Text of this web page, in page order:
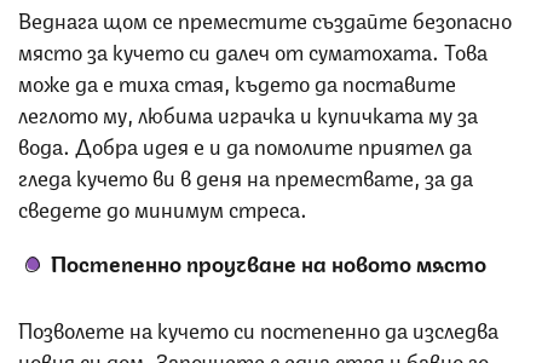
Веднага щом се преместите създайте безопасно
място за кучето си далеч от суматохата. Това
може да е тиха стая, където да поставите
леглото му, любима играчка и купичката му за
вода. Добра идея е и да помолите приятел да
гледа кучето ви в деня на премествате, за да
сведете до минимум стреса.
Постепенно проучване на новото място
Позволете на кучето си постепенно да изследва